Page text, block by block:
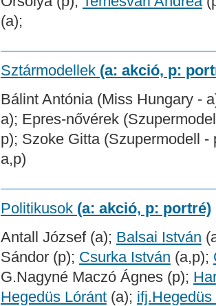
(a);
Sztármodellek (a: akció, p:
Bálint Antónia (Miss Hungary -
a); Epres-nővérek
p); Szoke Gitta (Szupermodell
a,p)
Politikusok (a: akció, p: portré)
Antall József (a); Balsai István
Sándor (p); Csurka István (a,p);
G.Nagyné Maczó Ágnes (p);
Hegedüs Lóránt(a); ifj.Hegedüs